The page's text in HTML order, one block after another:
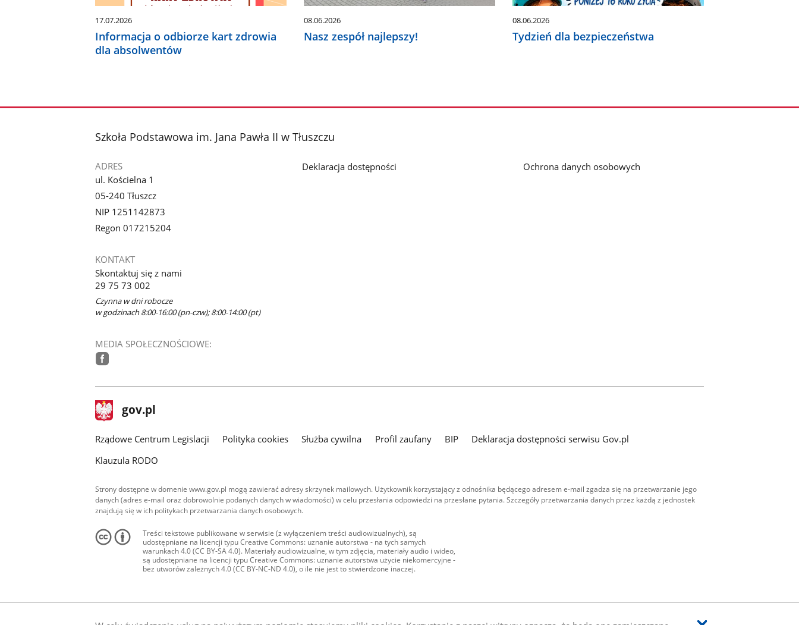
17.07.2026
Informacja o odbiorze kart zdrowia
dla absolwentów
08.06.2026
Nasz zespół najlepszy!
08.06.2026
Tydzień dla bezpieczeństwa
stopka
Szkoła Podstawowa im. Jana Pawła II w Tłuszczu
ADRES
ul. Kościelna 1
05-240 Tłuszcz
NIP 1251142873
Regon 017215204
KONTAKT
Skontaktuj się z nami
29 75 73 002
Czynna w dni robocze
w godzinach 8:00-16:00 (pn-czw); 8:00-14:00 (pt)
MEDIA SPOŁECZNOŚCIOWE:
Deklaracja dostępności Ochrona danych osobowych
stopka
gov.pl Strona
gov.pl
Rządowe Centrum Legislacji Polityka cookies Służba cywilna Profil zaufany BIP
Deklaracja dostępności serwisu Gov.pl
Klauzula RODO
Strony dostępne w domenie www.gov.pl mogą zawierać adresy skrzynek mailowych. Użytkownik korzystający z odnośnika będącego adresem e-mail zgadza się na przetwarzanie jego
danych (adres e-mail oraz dobrowolnie podanych danych w wiadomości) w celu przesłania odpowiedzi na przesłane pytania. Szczegóły przetwarzania danych przez każdą z jednostek
znajdują się w ich politykach przetwarzania danych osobowych.
Treści tekstowe publikowane w serwisie (z wyłączeniem treści audiowizualnych), są
udostępniane na licencji typu Creative Commons: uznanie autorstwa - na tych samych
warunkach 4.0 (CC BY-SA 4.0). Materiały audiowizualne, w tym zdjęcia, materiały audio i wideo,
są udostępniane na licencji typu Creative Commons: uznanie autorstwa użycie niekomercyjne -
bez utworów zależnych 4.0 (CC BY-NC-ND 4.0), o ile nie jest to stwierdzone inaczej.